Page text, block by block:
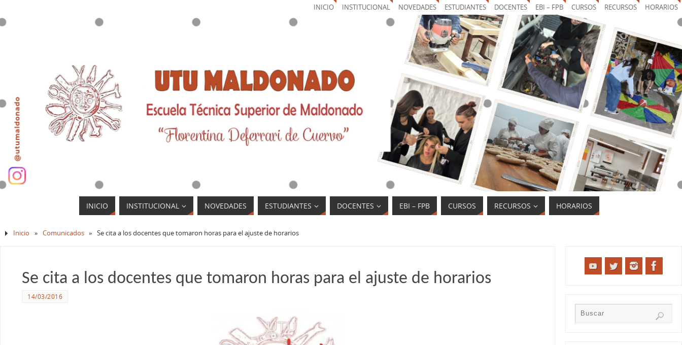
INICIO INSTITUCIONAL NOVEDADES ESTUDIANTES DOCENTES EBI – FPB CURSOS RECURSOS HORARIOS
INICIO INSTITUCIONAL NOVEDADES ESTUDIANTES DOCENTES EBI – FPB CURSOS RECURSOS HORARIOS
Inicio » Comunicados » Se cita a los docentes que tomaron horas para el ajuste de horarios
Se cita a los docentes que tomaron horas para el ajuste de horarios
14/03/2016